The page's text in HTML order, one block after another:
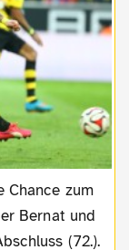
Bernat und
(72.).